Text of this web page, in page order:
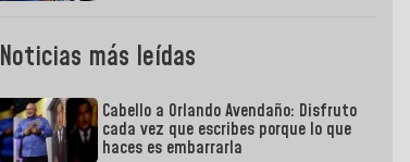
Noticias más leídas
Cabello a Orlando Avendaño: Disfruto
cada vez que escribes porque lo que
haces es embarrarla